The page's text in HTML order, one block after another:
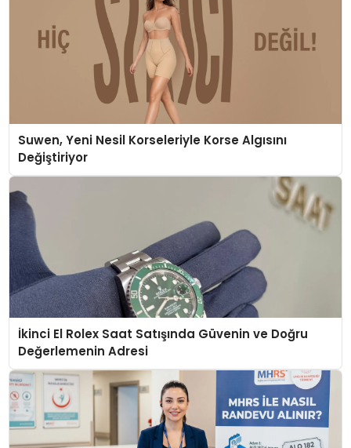
Suwen, Yeni Nesil Korseleriyle Korse Algısını
Değiştiriyor
İkinci El Rolex Saat Satışında Güvenin ve Doğru
Değerlemenin Adresi